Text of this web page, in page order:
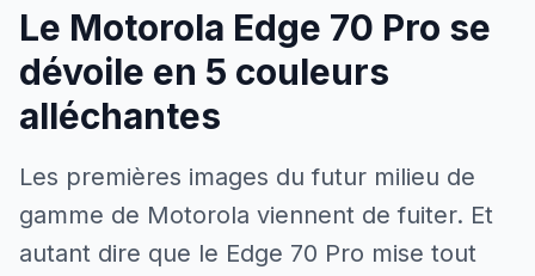
Le Motorola Edge 70 Pro se
dévoile en 5 couleurs
alléchantes
Les premières images du futur milieu de
gamme de Motorola viennent de fuiter. Et
autant dire que le Edge 70 Pro mise tout